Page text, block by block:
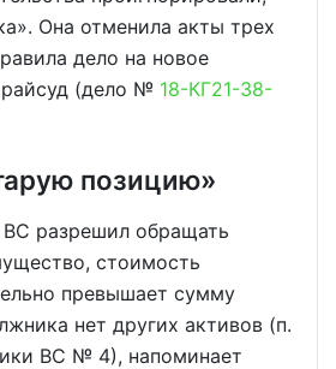
Она отменила акты трех
дело на новое
(дело № 18-КГ21-38-
позицию»
разрешил обращать
стоимость
превышает сумму
нет других активов (п.
ВС № 4), напоминает